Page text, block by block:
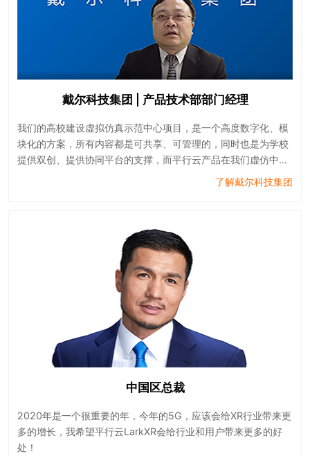
戴尔科技集团 | 产品技术部部门经理
我们的高校建设虚拟仿真示范中心项目，是一个高度数字化、模
块化的方案，所有内容都是可共享、可管理的，同时也是为学校
提供双创、提供协同平台的支撑，而平行云产品在我们虚仿中心
方案当中起到核心的作用，未来，我们和平行云的合作会进一步
了解戴尔科技集团
中国区总裁
2020年是一个很重要的年，今年的5G，应该会给XR行业带来更
多的增长，我希望平行云LarkXR会给行业和用户带来更多的好
处！